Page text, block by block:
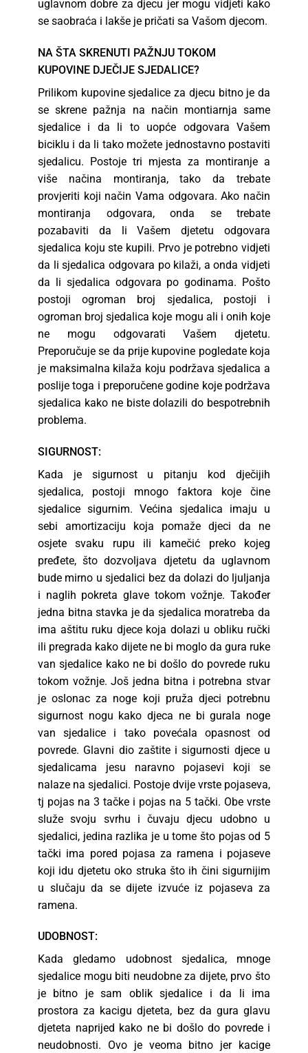
uglavnom dobre za djecu jer mogu vidjeti kako
se saobraća i lakše je pričati sa Vašom djecom.
NA ŠTA SKRENUTI PAŽNJU TOKOM
KUPOVINE DJEČIJE SJEDALICE?
Prilikom kupovine sjedalice za djecu bitno je da
se skrene pažnja na način montiarnja same
sjedalice i da li to uopće odgovara Vašem
biciklu i da li tako možete jednostavno postaviti
sjedalicu. Postoje tri mjesta za montiranje a
više načina montiranja, tako da trebate
provjeriti koji način Vama odgovara. Ako način
montiranja odgovara, onda se trebate
pozabaviti da li Vašem djetetu odgovara
sjedalica koju ste kupili. Prvo je potrebno vidjeti
da li sjedalica odgovara po kilaži, a onda vidjeti
da li sjedalica odgovara po godinama. Pošto
postoji ogroman broj sjedalica, postoji i
ogroman broj sjedalica koje mogu ali i onih koje
ne mogu odgovarati Vašem djetetu.
Preporučuje se da prije kupovine pogledate koja
je maksimalna kilaža koju podržava sjedalica a
poslije toga i preporučene godine koje podržava
sjedalica kako ne biste dolazili do bespotrebnih
problema.
SIGURNOST:
Kada je sigurnost u pitanju kod dječijih
sjedalica, postoji mnogo faktora koje čine
sjedalice sigurnim. Većina sjedalica imaju u
sebi amortizaciju koja pomaže djeci da ne
osjete svaku rupu ili kamečić preko kojeg
pređete, što dozvoljava djetetu da uglavnom
bude mirno u sjedalici bez da dolazi do ljuljanja
i naglih pokreta glave tokom vožnje. Također
jedna bitna stavka je da sjedalica moratreba da
ima aštitu ruku djece koja dolazi u obliku ručki
ili pregrada kako dijete ne bi moglo da gura ruke
van sjedalice kako ne bi došlo do povrede ruku
tokom vožnje. Još jedna bitna i potrebna stvar
je oslonac za noge koji pruža djeci potrebnu
sigurnost nogu kako djeca ne bi gurala noge
van sjedalice i tako povećala opasnost od
povrede. Glavni dio zaštite i sigurnosti djece u
sjedalicama jesu naravno pojasevi koji se
nalaze na sjedalici. Postoje dvije vrste pojaseva,
tj pojas na 3 tačke i pojas na 5 tački. Obe vrste
služe svoju svrhu i čuvaju djecu udobno u
sjedalici, jedina razlika je u tome što pojas od 5
tački ima pored pojasa za ramena i pojaseve
koji idu djetetu oko struka što ih čini sigurnijim
u slučaju da se dijete izvuće iz pojaseva za
ramena.
UDOBNOST:
Kada gledamo udobnost sjedalica, mnoge
sjedalice mogu biti neudobne za dijete, prvo što
je bitno je sam oblik sjedalice i da li ima
prostora za kacigu djeteta, bez da gura glavu
djeteta naprijed kako ne bi došlo do povrede i
neudobnosti. Ovo je veoma bitno jer kacige